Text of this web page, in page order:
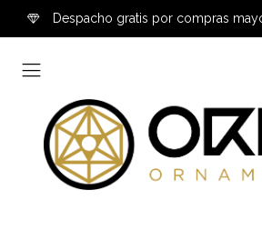
Despacho gratis por compras